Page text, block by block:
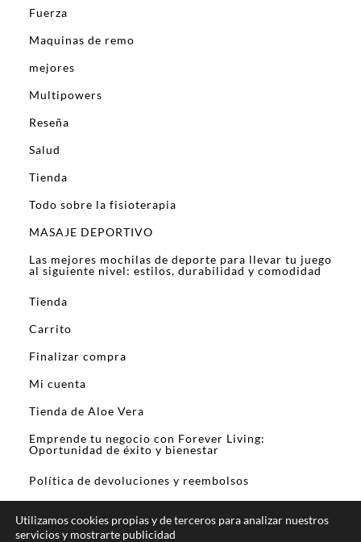
Fuerza
Maquinas de remo
mejores
Multipowers
Reseña
Salud
Tienda
Todo sobre la fisioterapia
MASAJE DEPORTIVO
Las mejores mochilas de deporte para llevar tu juego
al siguiente nivel: estilos, durabilidad y comodidad
Tienda
Carrito
Finalizar compra
Mi cuenta
Tienda de Aloe Vera
Emprende tu negocio con Forever Living:
Oportunidad de éxito y bienestar
Política de devoluciones y reembolsos
Utilizamos cookies propias y de terceros para analizar nuestros
servicios y mostrarte publicidad